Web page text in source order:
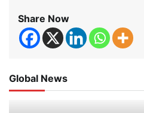
Share Now
Global News